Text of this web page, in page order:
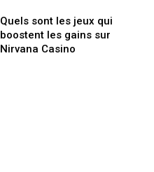
Quels sont les jeux qui
boostent les gains sur
Nirvana Casino